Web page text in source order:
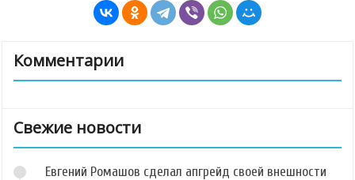
Комментарии
Свежие новости
Евгений Ромашов сделал апгрейд своей внешности